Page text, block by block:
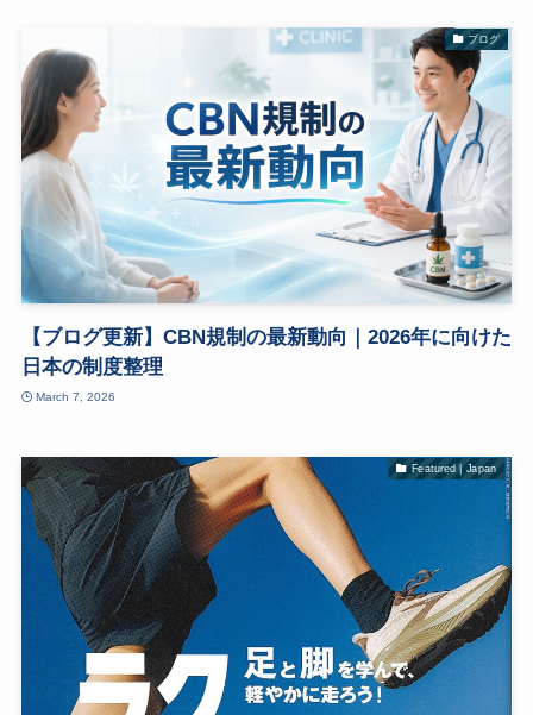
ブログ
【ブログ更新】CBN規制の最新動向｜2026年に向けた
日本の制度整理
March 7, 2026
Featured | Japan